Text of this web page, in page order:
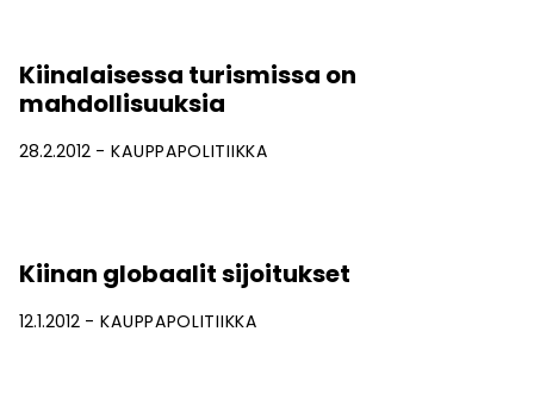
Kiinalaisessa turismissa on
mahdollisuuksia
28.2.2012 KAUPPAPOLITIIKKA
Kiinan globaalit sijoitukset
12.1.2012 KAUPPAPOLITIIKKA